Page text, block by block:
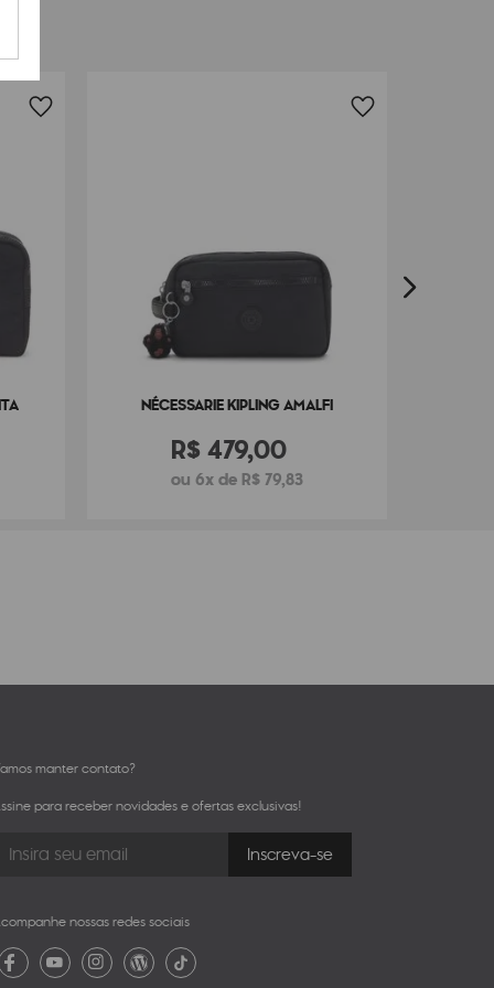
NÉCESSARIE KIPLING AMALFI
R$479,00
ou 6x de R$ 79,83
manter contato?
para receber novidades e ofertas exclusivas!
nossas redes sociais